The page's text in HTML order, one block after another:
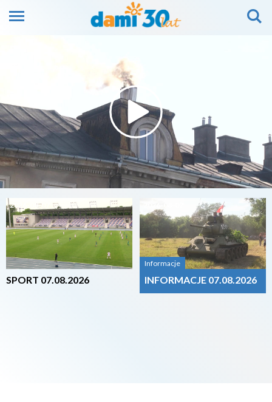
2026-08-07
SPORT 07.08.2026
Informacje
INFORMACJE 07.08.2026